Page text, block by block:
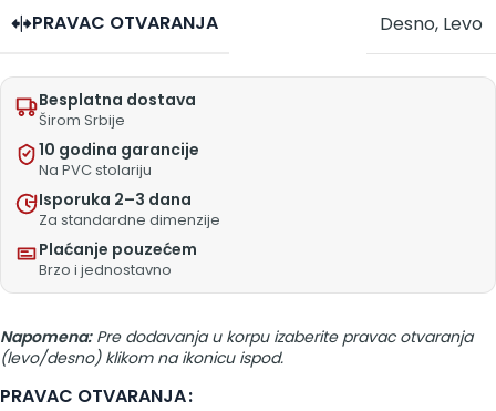
PRAVAC OTVARANJA Desno, Levo
Besplatna dostava
Širom Srbije
10 godina garancije
Na PVC stolariju
Isporuka 2–3 dana
Za standardne dimenzije
Plaćanje pouzećem
Brzo i jednostavno
Napomena:Pre dodavanja u korpu izaberite pravac otvaranja
(levo/desno) klikom na ikonicu ispod.
PRAVAC OTVARANJA